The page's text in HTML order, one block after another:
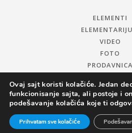
ELEMENTI
VIDEO
FOTO
PRODAVNICA
© 2019 CENTAR ZA
Ovaj sajt koristi kolačiće. Jedan
funkcionisanje sajta, ali postoje i
podešavanje kolačića koje ti
Prihvatam sve kolačiće